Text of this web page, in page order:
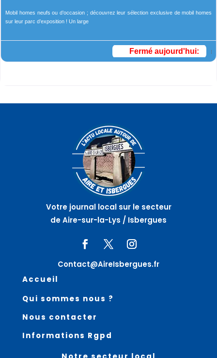
Mobil homes neufs ou d’occasion ; découvrez leur sélection exclusive de mobil homes
sur leur parc d’exposition ! Un large
Fermé aujourd'hui:
Votre journal local sur le secteur
de Aire-sur-la-Lys / Isbergues
Contact@AireIsbergues.fr
Accueil
Qui sommes nous ?
Nous contacter
Informations Rgpd